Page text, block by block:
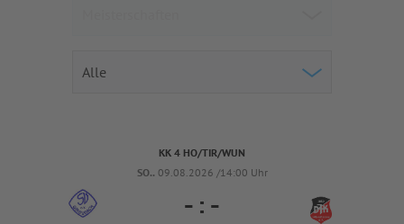
KK 4 HO/TIR/WUN
SO.. 09.08.2026 /14:00 Uhr
- : -